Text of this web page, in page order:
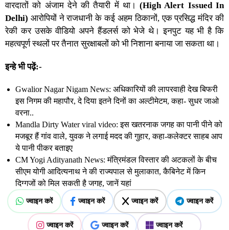
वारदातों को अंजाम देने की तैयारी में था।(High Alert Issued In
Delhi) आरोपियों ने राजधानी के कई अहम ठिकानों, एक प्रसिद्ध मंदिर की
रेकी कर उसके वीडियो अपने हैंडलर्स को भेजे थे। इनपुट यह भी है कि
महत्वपूर्ण स्थलों पर तैनात सुरक्षाबलों को भी निशाना बनाया जा सकता था।
इन्हे भी पढ़ें:-
Gwalior Nagar Nigam News: अधिकारियों की लापरवाही देख बिफरी
इस निगम की महापौर, दे दिया इतने दिनों का अल्टीमेटम, कहा- सुधर जाओ
वरना..
Mandla Dirty Water viral video: इस खतरनाक जगह का पानी पीने को
मजबूर हैं गांव वाले, युवक ने लगाई मदद की गुहार, कहा-कलेक्टर साहब आप
ये पानी पीकर बताइए
CM Yogi Adityanath News: मंत्रिमंडल विस्तार की अटकलों के बीच
सीएम योगी आदित्यनाथ ने की राज्यपाल से मुलाकात, कैबिनेट में किन
दिग्गजों को मिल सकती है जगह, जानें यहां
ज्वाइन करें ज्वाइन करें ज्वाइन करें ज्वाइन करें
ज्वाइन करें ज्वाइन करें ज्वाइन करें